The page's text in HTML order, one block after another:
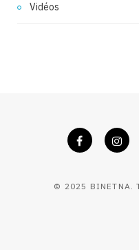
Vidéos
© 2025 BINETNA.